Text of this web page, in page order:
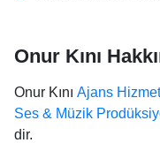
Onur Kını
Onur Kını Ajans
Ses & Müzik
dir.